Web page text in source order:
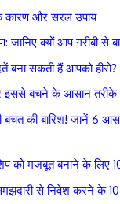
और सरल उपाय
जानिए क्यों आप गरीबी से
बना सकती हैं आपको हीरो?
इससे बचने के आसान तरीके
बचत की बारिश! जानें 6
को मजबूत बनाने के लिए
से निवेश करने के 10